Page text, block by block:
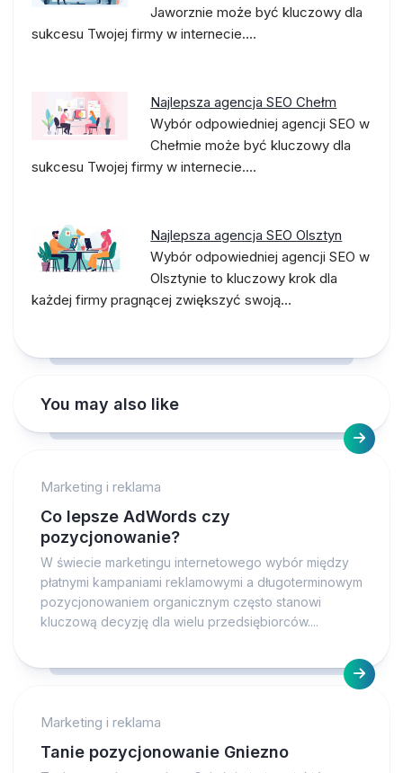
Jaworznie może być kluczowy dla
sukcesu Twojej firmy w internecie.…
Najlepsza agencja SEO Chełm
Wybór odpowiedniej agencji SEO w
Chełmie może być kluczowy dla
sukcesu Twojej firmy w internecie.…
Najlepsza agencja SEO Olsztyn
Wybór odpowiedniej agencji SEO w
Olsztynie to kluczowy krok dla
każdej firmy pragnącej zwiększyć swoją…
You may also like
Marketing i reklama
Co lepsze AdWords czy
pozycjonowanie?
W świecie marketingu internetowego wybór między
płatnymi kampaniami reklamowymi a długoterminowym
pozycjonowaniem organicznym często stanowi
kluczową decyzję dla wielu przedsiębiorców....
Marketing i reklama
Tanie pozycjonowanie Gniezno